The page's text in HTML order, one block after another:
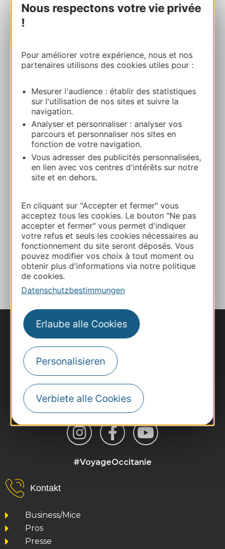
Nous respectons votre vie privée
!
Pour améliorer votre expérience, nous et nos
partenaires utilisons des cookies utiles pour :
Mesurer l'audience : établir des statistiques
sur l'utilisation de nos sites et suivre la
navigation.
Analyser et personnaliser : analyser vos
parcours et personnaliser nos sites en
fonction de votre navigation.
Vous adresser des publicités personnalisées,
en lien avec vos centres d'intérêts sur notre
site et en dehors.
En cliquant sur "Accepter et fermer" vous
acceptez tous les cookies. Le bouton "Ne pas
accepter et fermer" vous permet d'indiquer
votre refus et seuls les cookies nécessaires au
fonctionnement du site seront déposés. Vous
pouvez modifier vos choix à tout moment ou
obtenir plus d'informations via notre politique
de cookies.
Datenschutzbestimmungen
Erlaube alle Cookies
Personalisieren
Verbiete alle Cookies
CAMPING LES PEUPLIERS
Route & Zugang
+33 4 67 44 38 08
E-mail
Webseite
Facebook
ZU MEINEN FAVORITEN
#VoyageOccitanie
Kontakt
Business/Mice
Pros
Presse